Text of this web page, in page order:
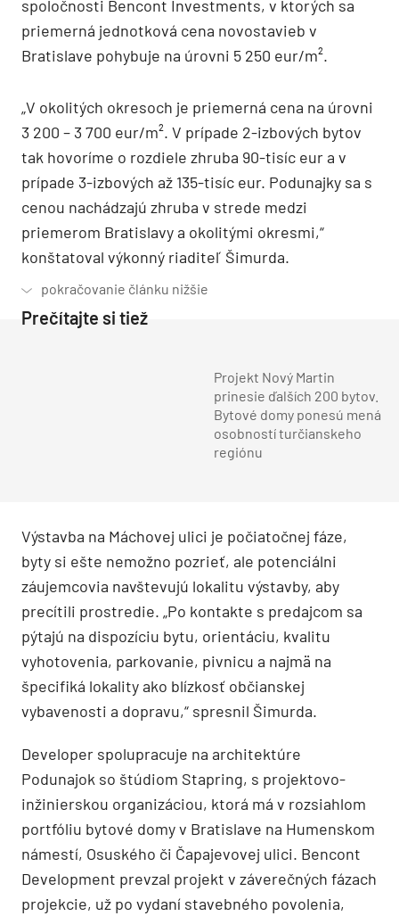
spoločnosti Bencont Investments, v ktorých sa
priemerná jednotková cena novostavieb v
Bratislave pohybuje na úrovni 5 250 eur/m².
„V okolitých okresoch je priemerná cena na úrovni
3 200 – 3 700 eur/m². V prípade 2-izbových bytov
tak hovoríme o rozdiele zhruba 90-tisíc eur a v
prípade 3-izbových až 135-tisíc eur. Podunajky sa s
cenou nachádzajú zhruba v strede medzi
priemerom Bratislavy a okolitými okresmi,“
konštatoval výkonný riaditeľ Šimurda.
Prečítajte si tiež
Projekt Nový Martin
prinesie ďalších 200 bytov.
Bytové domy ponesú mená
osobností turčianskeho
regiónu
Výstavba na Máchovej ulici je počiatočnej fáze,
byty si ešte nemožno pozrieť, ale potenciálni
záujemcovia navštevujú lokalitu výstavby, aby
precítili prostredie. „Po kontakte s predajcom sa
pýtajú na dispozíciu bytu, orientáciu, kvalitu
vyhotovenia, parkovanie, pivnicu a najmä na
špecifiká lokality ako blízkosť občianskej
vybavenosti a dopravu,“ spresnil Šimurda.
Developer spolupracuje na architektúre
Podunajok so štúdiom Stapring, s projektovo-
inžinierskou organizáciou, ktorá má v rozsiahlom
portfóliu bytové domy v Bratislave na Humenskom
námestí, Osuského či Čapajevovej ulici. Bencont
Development prevzal projekt v záverečných fázach
projekcie, už po vydaní stavebného povolenia,